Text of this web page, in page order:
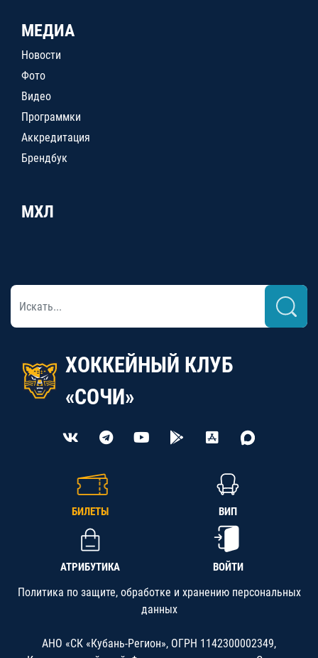
МЕДИА
Новости
Фото
Видео
Программки
Аккредитация
Брендбук
МХЛ
ХОККЕЙНЫЙ КЛУБ
«СОЧИ»
БИЛЕТЫ ВИП
АТРИБУТИКА ВОЙТИ
Политика по защите, обработке и хранению персональных
данных
АНО «СК «Кубань-Регион», ОГРН 1142300002349,